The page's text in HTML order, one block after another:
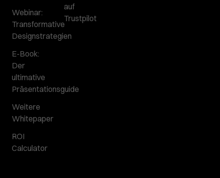
Webinar:
Transformative
Designstrategien
E-Book:
Der
ultimative
Präsentationsguide
Weitere
Whitepaper
ROI
Calculator
auf
Trustpilot